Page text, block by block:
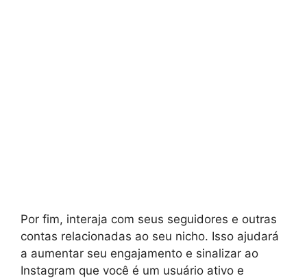
Por fim, interaja com seus seguidores e outras
contas relacionadas ao seu nicho. Isso ajudará
a aumentar seu engajamento e sinalizar ao
Instagram que você é um usuário ativo e